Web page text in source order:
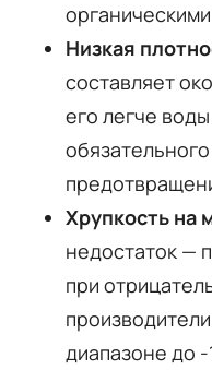
Низкая
составляет
его легче воды
Хрупкость на
недостаток —
при
диапазоне до